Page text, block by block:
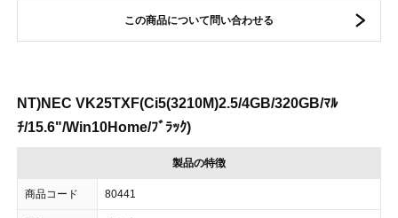
この商品について問い合わせる
NT)NEC VK25TXF(Ci5(3210M)2.5/4GB/320GB/ﾏﾙ
ﾁ/15.6"/Win10Home/ﾌﾞﾗｯｸ)
製品の特徴
商品コード 80441